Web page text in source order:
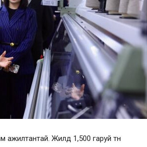
ажилтантай. Жилд 1,500 гаруй тн